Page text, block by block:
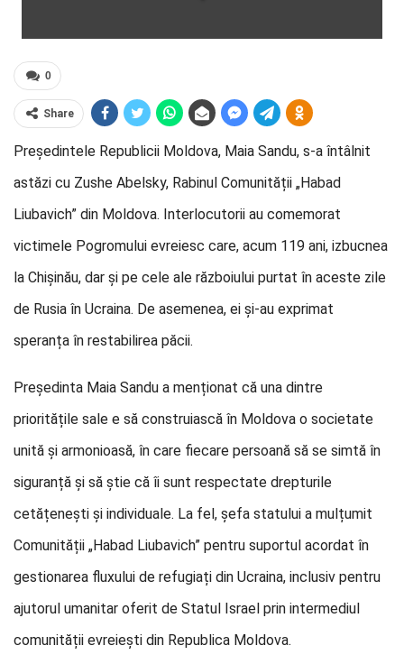
0
Share
Președintele Republicii Moldova, Maia Sandu, s-a întâlnit
astăzi cu Zushe Abelsky, Rabinul Comunității „Habad
Liubavich” din Moldova. Interlocutorii au comemorat
victimele Pogromului evreiesc care, acum 119 ani, izbucnea
la Chișinău, dar și pe cele ale războiului purtat în aceste zile
de Rusia în Ucraina. De asemenea, ei și-au exprimat
speranța în restabilirea păcii.
Președinta Maia Sandu a menționat că una dintre
prioritățile sale e să construiască în Moldova o societate
unită și armonioasă, în care fiecare persoană să se simtă în
siguranță și să știe că îi sunt respectate drepturile
cetățenești și individuale. La fel, șefa statului a mulțumit
Comunității „Habad Liubavich” pentru suportul acordat în
gestionarea fluxului de refugiați din Ucraina, inclusiv pentru
ajutorul umanitar oferit de Statul Israel prin intermediul
comunității evreiești din Republica Moldova.